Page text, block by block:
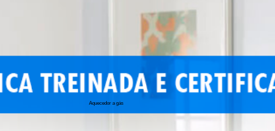
Aquecedor a gás